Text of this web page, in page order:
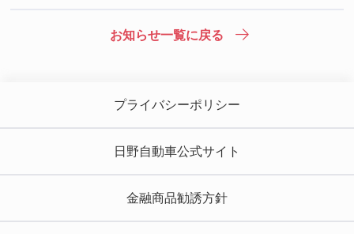
お知らせ一覧に戻る
プライバシーポリシー
日野自動車公式サイト
金融商品勧誘方針